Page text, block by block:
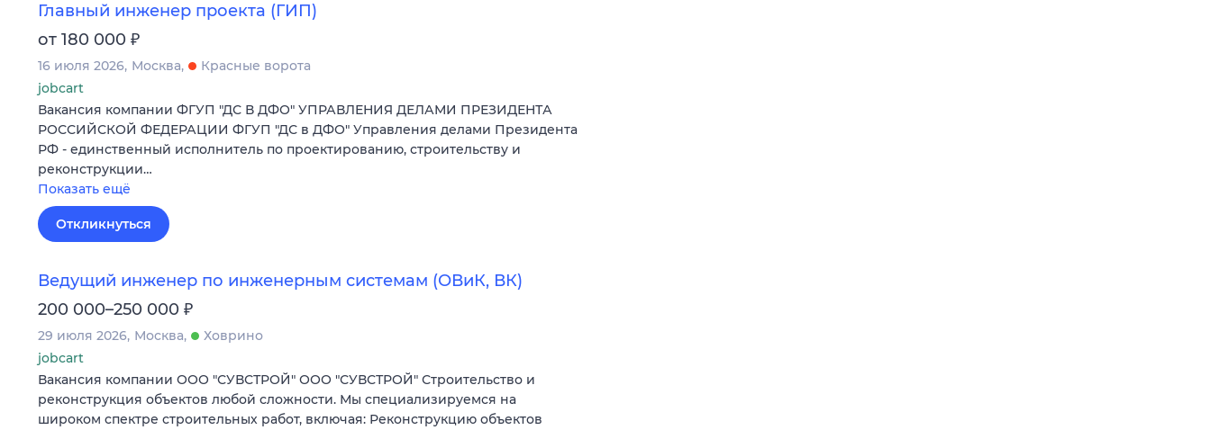
Главный инженер проекта (ГИП)
от 180 000 ₽
16 июля 2026 Москва
Красные ворота
jobcart
Вакансия компании ФГУП "ДС В ДФО" УПРАВЛЕНИЯ ДЕЛАМИ ПРЕЗИДЕНТА
РОССИЙСКОЙ ФЕДЕРАЦИИ ФГУП "ДС в ДФО" Управления делами Президента
РФ - единственный исполнитель по проектированию, строительству и
реконструкции…
Показать ещё
Откликнуться
Ведущий инженер по инженерным системам (ОВиК, ВК)
200 000–250 000 ₽
29 июля 2026 Москва
Ховрино
jobcart
Вакансия компании ООО "СУВСТРОЙ" ООО "СУВСТРОЙ" Строительство и
реконструкция объектов любой сложности. Мы специализируемся на
широком спектре строительных работ, включая: Реконструкцию объектов